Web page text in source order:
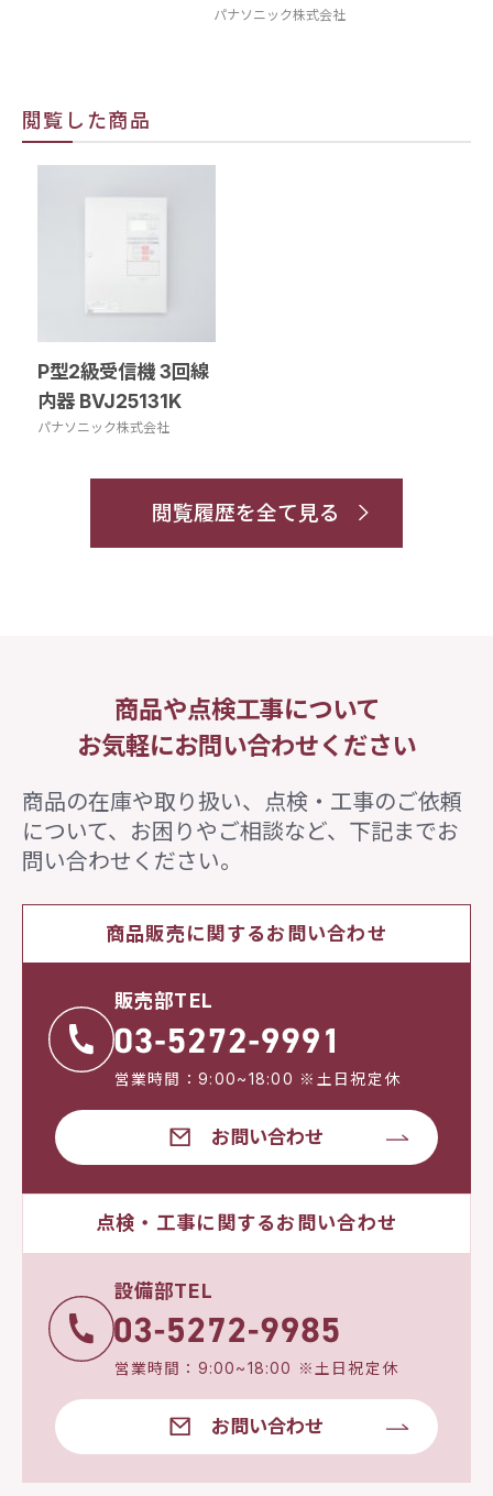
パナソニック株式会社
閲覧した商品
P型2級受信機 3回線
内器 BVJ25131K
パナソニック株式会社
閲覧履歴を全て見る
商品や点検工事について
お気軽にお問い合わせください
商品の在庫や取り扱い、点検・工事のご依頼
について、 お困りやご相談など、下記までお
問い合わせください。
商品販売に関するお問い合わせ
販売部TEL
営業時間：9:00~18:00 ※土日祝定休
お問い合わせ
点検・工事に関するお問い合わせ
設備部TEL
営業時間：9:00~18:00 ※土日祝定休
お問い合わせ